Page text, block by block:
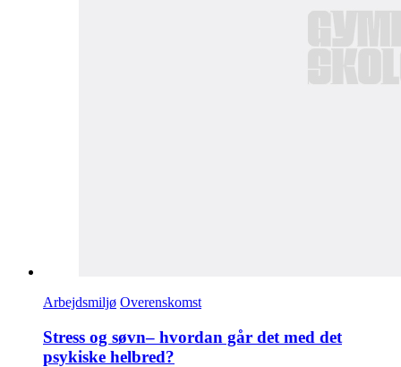
Arbejdsmiljø Overenskomst
Stress og søvn– hvordan går det med det
psykiske helbred?